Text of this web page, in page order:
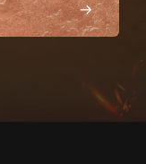
политикой компании